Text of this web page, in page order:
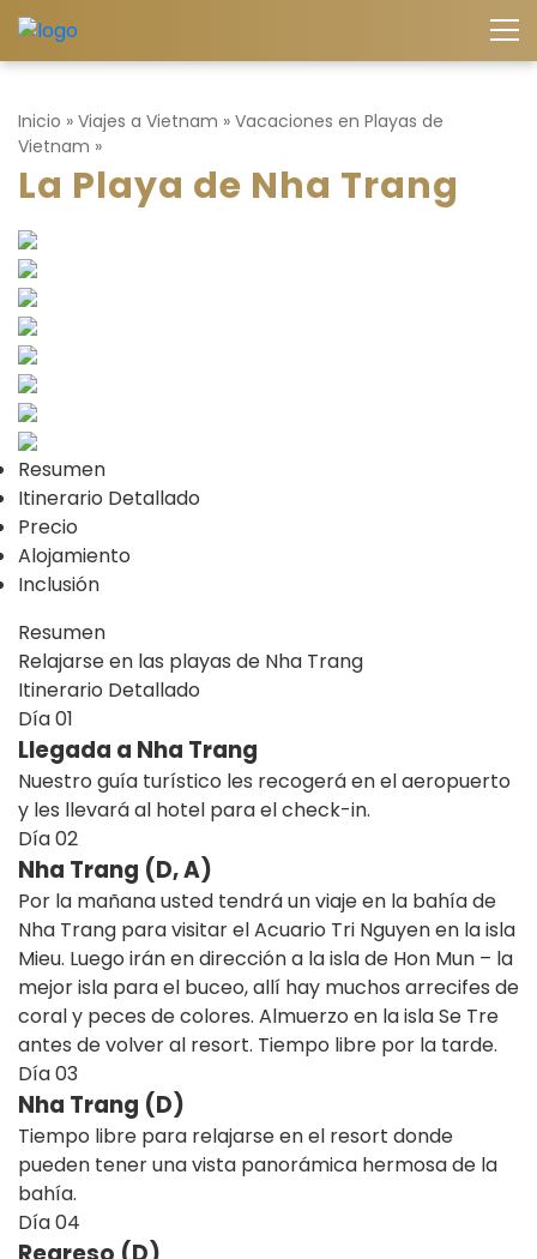
Inicio » Viajes a Vietnam » Vacaciones en Playas de
Vietnam »
La Playa de Nha Trang
Resumen
Itinerario Detallado
Precio
Alojamiento
Inclusión
Resumen
Relajarse en las playas de Nha Trang
Itinerario Detallado
Día01
Llegada a Nha Trang
Nuestro guía turístico les recogerá en el aeropuerto
y les llevará al hotel para el check-in.
Día02
Nha Trang (D, A)
Por la mañana usted tendrá un viaje en la bahía de
Nha Trang para visitar el Acuario Tri Nguyen en la isla
Mieu. Luego irán en dirección a la isla de Hon Mun – la
mejor isla para el buceo, allí hay muchos arrecifes de
coral y peces de colores. Almuerzo en la isla Se Tre
antes de volver al resort. Tiempo libre por la tarde.
Día03
Nha Trang (D)
Tiempo libre para relajarse en el resort donde
pueden tener una vista panorámica hermosa de la
bahía.
Día04